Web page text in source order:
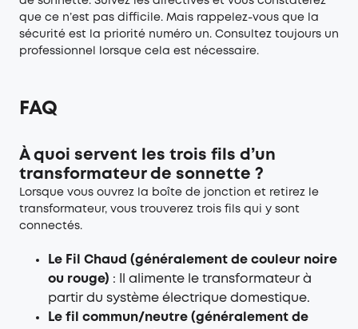
que ce n’est pas difficile. Mais rappelez-vous que la
sécurité est la priorité numéro un. Consultez toujours un
professionnel lorsque cela est nécessaire.
FAQ
À quoi servent les trois fils d’un
transformateur de sonnette ?
Lorsque vous ouvrez la boîte de jonction et retirez le
transformateur, vous trouverez trois fils qui y sont
connectés.
Le Fil Chaud (généralement de couleur noire
ou rouge) : Il alimente le transformateur à
partir du système électrique domestique.
Le fil commun/neutre (généralement de